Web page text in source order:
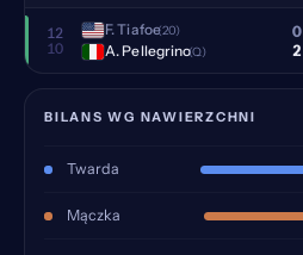
12
10
F. Tiafoe(20)
A. Pellegrino(Q)
0
2
BILANS WG NAWIERZCHNI
Twarda
Mączka